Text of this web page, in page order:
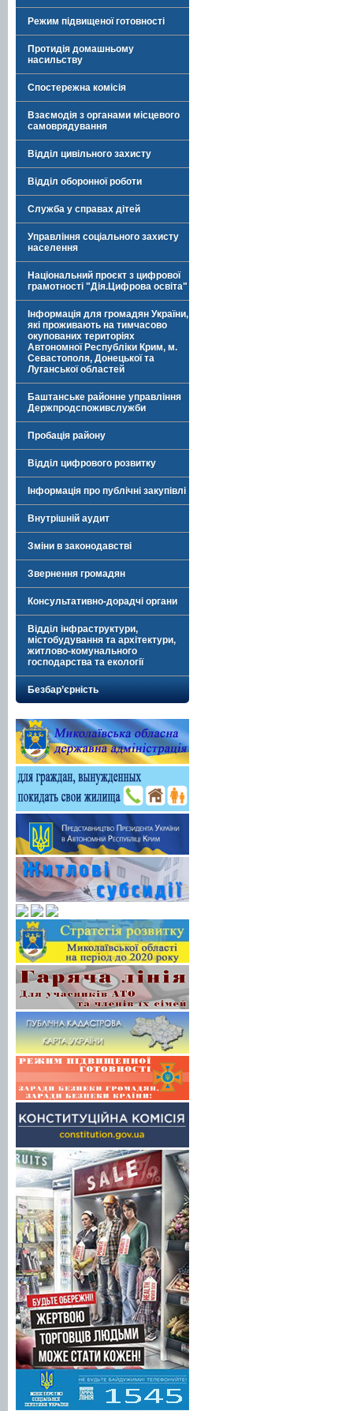
Режим підвищеної готовності
Протидія домашньому
насильству
Спостережна комісія
Взаємодія з органами місцевого
самоврядування
Відділ цивільного захисту
Відділ оборонної роботи
Служба у справах дітей
Управління соціального захисту
населення
Національний проєкт з цифрової
грамотності "Дія.Цифрова освіта"
Інформація для громадян України,
які проживають на тимчасово
окупованих територіях
Автономної Республіки Крим, м.
Севастополя, Донецької та
Луганської областей
Баштанське районне управління
Держпродспоживслужби
Пробація району
Відділ цифрового розвитку
Інформація про публічні закупівлі
Внутрішній аудит
Зміни в законодавстві
Звернення громадян
Консультативно-дорадчі органи
Відділ інфраструктури,
містобудування та архітектури,
житлово-комунального
господарства та екології
Безбар’єрність